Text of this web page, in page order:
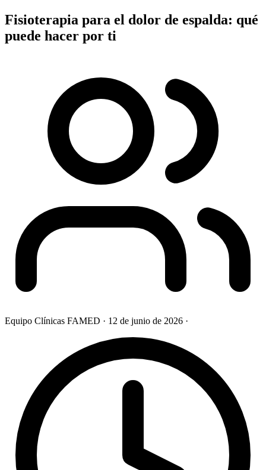
Fisioterapia para el dolor de espalda: qué
puede hacer por ti
Equipo Clínicas FAMED · 12 de junio de 2026 ·